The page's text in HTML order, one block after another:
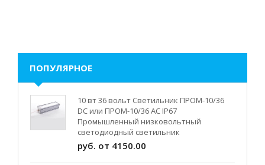
ПОПУЛЯРНОЕ
10 вт 36 вольт Светильник ПРОМ-10/36
DC или ПРОМ-10/36 AC IP67
Промышленный низковольтный
светодиодный светильник
руб. от 4150.00